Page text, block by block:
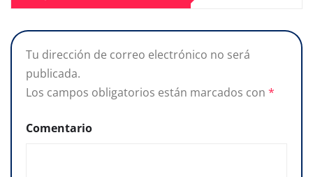
Tu dirección de correo electrónico no será
publicada.
Los campos obligatorios están marcados con *
Comentario